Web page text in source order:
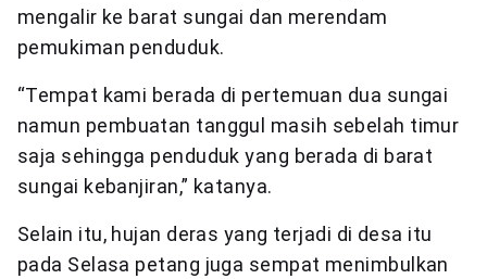
mengalir ke barat sungai dan merendam
pemukiman penduduk.
“Tempat kami berada di pertemuan dua sungai
namun pembuatan tanggul masih sebelah timur
saja sehingga penduduk yang berada di barat
sungai kebanjiran,” katanya.
Selain itu, hujan deras yang terjadi di desa itu
pada Selasa petang juga sempat menimbulkan